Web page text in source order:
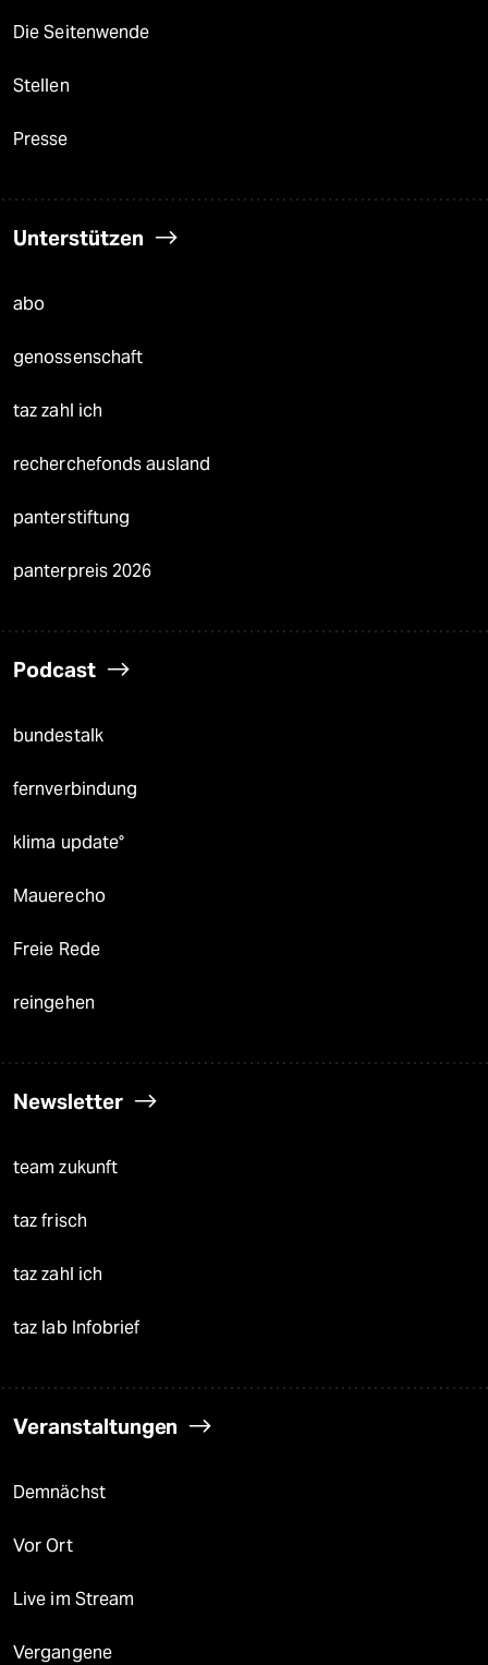
Die Seitenwende
Stellen
Presse
Unterstützen
abo
genossenschaft
taz zahl ich
recherchefonds ausland
panterstiftung
panterpreis 2026
Podcast
bundestalk
fernverbindung
klima update°
Mauerecho
Freie Rede
reingehen
Newsletter
team zukunft
taz frisch
taz zahl ich
taz lab Infobrief
Veranstaltungen
Demnächst
Vor Ort
Live im Stream
Vergangene